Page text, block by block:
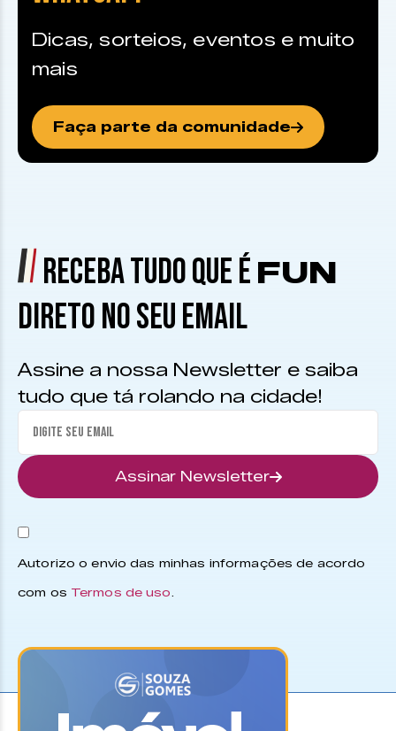
Dicas, sorteios, eventos e muito
mais
Faça parte da comunidade
RECEBA TUDO QUE É FUN
DIRETO NO SEU EMAIL
Assine a nossa Newsletter e saiba
tudo que tá rolando na cidade!
Assinar Newsletter
Autorizo o envio das minhas informações de acordo
com os Termos de uso